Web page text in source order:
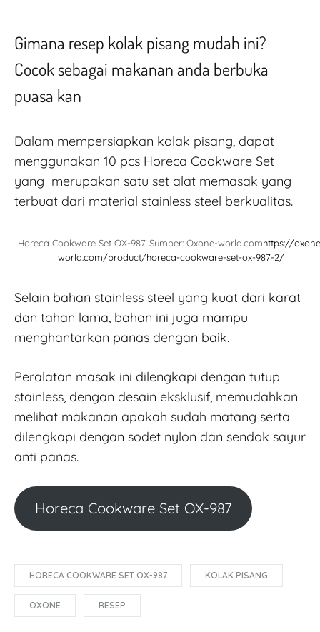
Gimana resep kolak pisang mudah ini?
Cocok sebagai makanan anda berbuka
puasa kan
Dalam mempersiapkan kolak pisang, dapat
menggunakan 10 pcs Horeca Cookware Set
yang merupakan satu set alat memasak yang
terbuat dari material stainless steel berkualitas.
Horeca Cookware Set OX-987. Sumber: Oxone-world.comhttps://
world.com/product/horeca-cookware-set-ox-987-2/
Selain bahan stainless steel yang kuat dari karat
dan tahan lama, bahan ini juga mampu
menghantarkan panas dengan baik.
Peralatan masak ini dilengkapi dengan tutup
stainless, dengan desain eksklusif, memudahkan
melihat makanan apakah sudah matang serta
dilengkapi dengan sodet nylon dan sendok sayur
anti panas.
Horeca Cookware Set OX-987
HORECA COOKWARE SET OX-987 KOLAK PISANG
OXONE RESEP